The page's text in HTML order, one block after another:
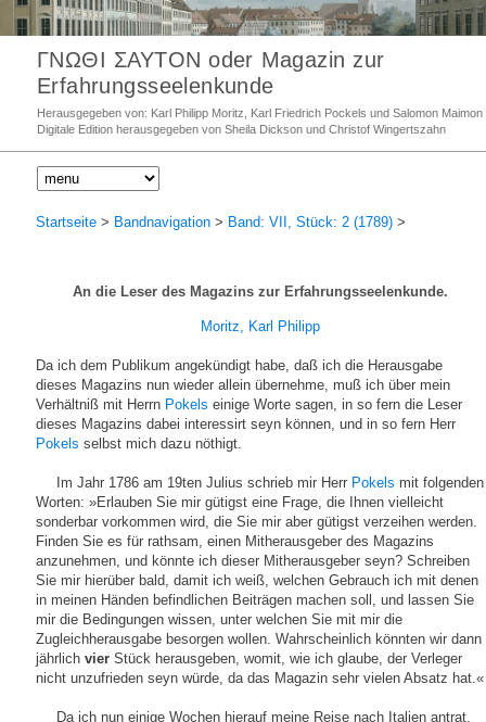
ΓΝΩΘΙ ΣΑΥΤΟΝ oder Magazin zur
Erfahrungsseelenkunde
Herausgegeben von: Karl Philipp Moritz, Karl Friedrich Pockels und Salomon Maimon
Digitale Edition herausgegeben von Sheila Dickson und Christof Wingertszahn
Startseite > Bandnavigation > Band: VII, Stück: 2 (1789) >
An die Leser des Magazins zur Erfahrungsseelenkunde.
Moritz, Karl Philipp
Da ich dem Publikum angekündigt habe, daß ich die Herausgabe
dieses Magazins nun wieder allein übernehme, muß ich über mein
Verhältniß mit Herrn Pokels einige Worte sagen, in so fern die Leser
dieses Magazins dabei interessirt seyn können, und in so fern Herr
Pokels selbst mich dazu nöthigt.
Im Jahr 1786 am 19ten Julius schrieb mir Herr Pokels mit folgenden
Worten: »Erlauben Sie mir gütigst eine Frage, die Ihnen vielleicht
sonderbar vorkommen wird, die Sie mir aber gütigst verzeihen werden.
Finden Sie es für rathsam, einen Mitherausgeber des Magazins
anzunehmen, und könnte ich dieser Mitherausgeber seyn? Schreiben
Sie mir hierüber bald, damit ich weiß, welchen Gebrauch ich mit denen
in meinen Händen befindlichen Beiträgen machen soll, und lassen Sie
mir die Bedingungen wissen, unter welchen Sie mit mir die
Zugleichherausgabe besorgen wollen. Wahrscheinlich könnten wir dann
jährlich vier Stück herausgeben, womit, wie ich glaube, der Verleger
nicht unzufrieden seyn würde, da das Magazin sehr vielen Absatz hat.«
Da ich nun einige Wochen hierauf meine Reise nach Italien antrat,